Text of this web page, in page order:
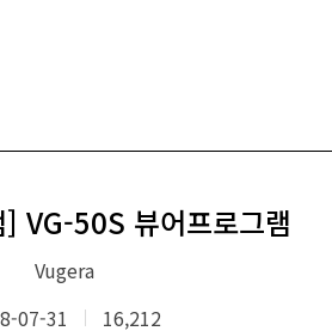
VG-50S 뷰어프로그램
Vugera
07-31
16,212